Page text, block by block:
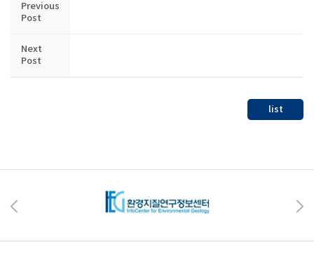
Previous
Post
Next
Post
list